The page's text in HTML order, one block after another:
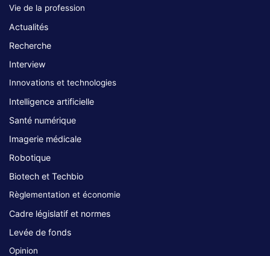
Vie de la profession
Actualités
Recherche
Interview
Innovations et technologies
Intelligence artificielle
Santé numérique
Imagerie médicale
Robotique
Biotech et Techbio
Règlementation et économie
Cadre législatif et normes
Levée de fonds
Opinion